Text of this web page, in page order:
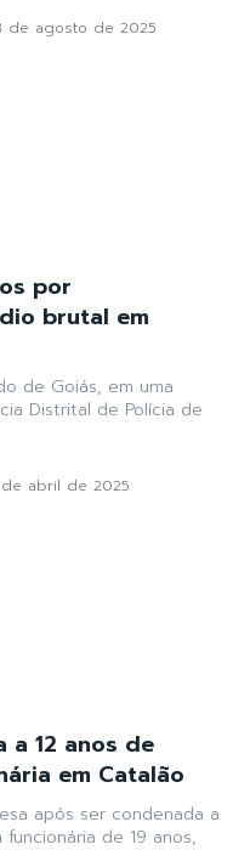
de agosto de 2025
por
brutal em
de Goiás, em uma
Distrital de Polícia de
abril de 2025
a 12 anos de
em Catalão
após ser condenada a
de 19 anos,